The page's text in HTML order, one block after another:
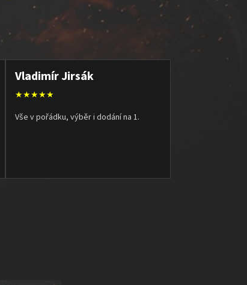
Vladimír Jirsák
★★★★★
Vše v pořádku, výběr i dodání na 1.